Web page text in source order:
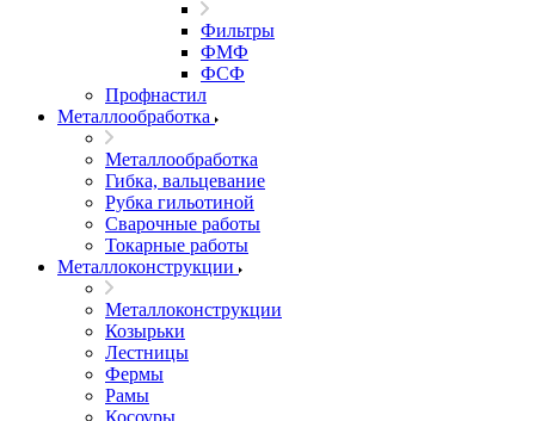
Фильтры
ФМФ
ФСФ
Профнастил
Металлообработка
Металлообработка
Гибка, вальцевание
Рубка гильотиной
Сварочные работы
Токарные работы
Металлоконструкции
Металлоконструкции
Козырьки
Лестницы
Фермы
Рамы
Косоуры